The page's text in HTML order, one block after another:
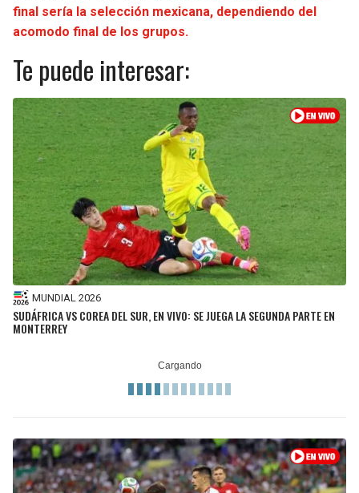
final sería la selección mexicana, dependiendo del
acomodo final de los grupos.
Te puede interesar:
MUNDIAL 2026
SUDÁFRICA VS COREA DEL SUR, EN VIVO: SE JUEGA LA SEGUNDA PARTE EN
MONTERREY